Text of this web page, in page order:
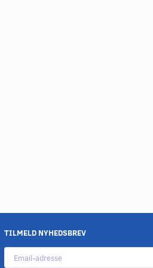
TILMELD NYHEDSBREV
Email-
adresse